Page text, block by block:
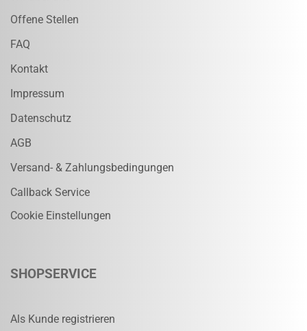
Offene Stellen
FAQ
Kontakt
Impressum
Datenschutz
AGB
Versand- & Zahlungsbedingungen
Callback Service
Cookie Einstellungen
SHOPSERVICE
Als Kunde registrieren